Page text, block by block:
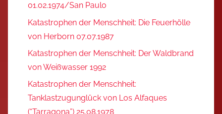
01.02.1974/San Paulo
Katastrophen der Menschheit: Die Feuerhölle
von Herborn 07.07.1987
Katastrophen der Menschheit: Der Waldbrand
von Weißwasser 1992
Katastrophen der Menschheit:
Tanklastzugunglück von Los Alfaques
(“Tarragona”) 25.08.1978